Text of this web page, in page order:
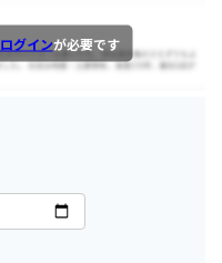
ログインが必要です